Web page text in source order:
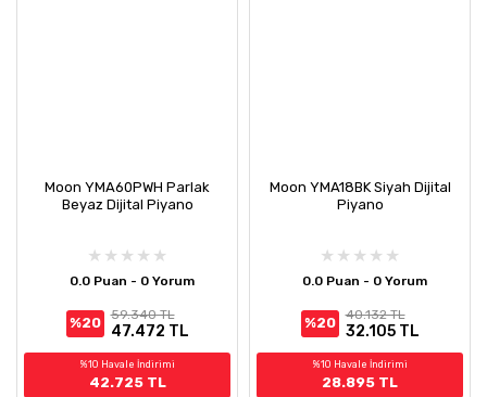
Moon YMA60PWH Parlak
Beyaz Dijital Piyano
0.0 Puan - 0 Yorum
%20
59.340 TL
47.472 TL
%10 Havale İndirimi
42.725 TL
Moon YMA18BK Siyah Dijital
Piyano
0.0 Puan - 0 Yorum
%20
40.132 TL
32.105 TL
%10 Havale İndirimi
28.895 TL